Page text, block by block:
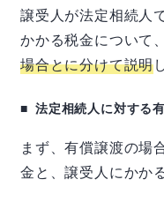
譲受人が法定相続人
かかる税金について、
場合とに分けて説明
法定相続人に対する
まず、有償譲渡の場
金と、譲受人にかか